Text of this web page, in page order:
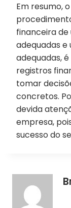
Em resumo,
financeira de
adequadas
adequadas,
registros
tomar
concretos.
devida
empresa,
sucesso do